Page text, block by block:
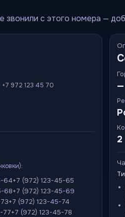
с этого номера —
972 123 45 70
64+7 (972) 123-45-65
68+7 (972) 123-45-69
+7 (972) 123-45-74
77+7 (972) 123-45-78
—
2